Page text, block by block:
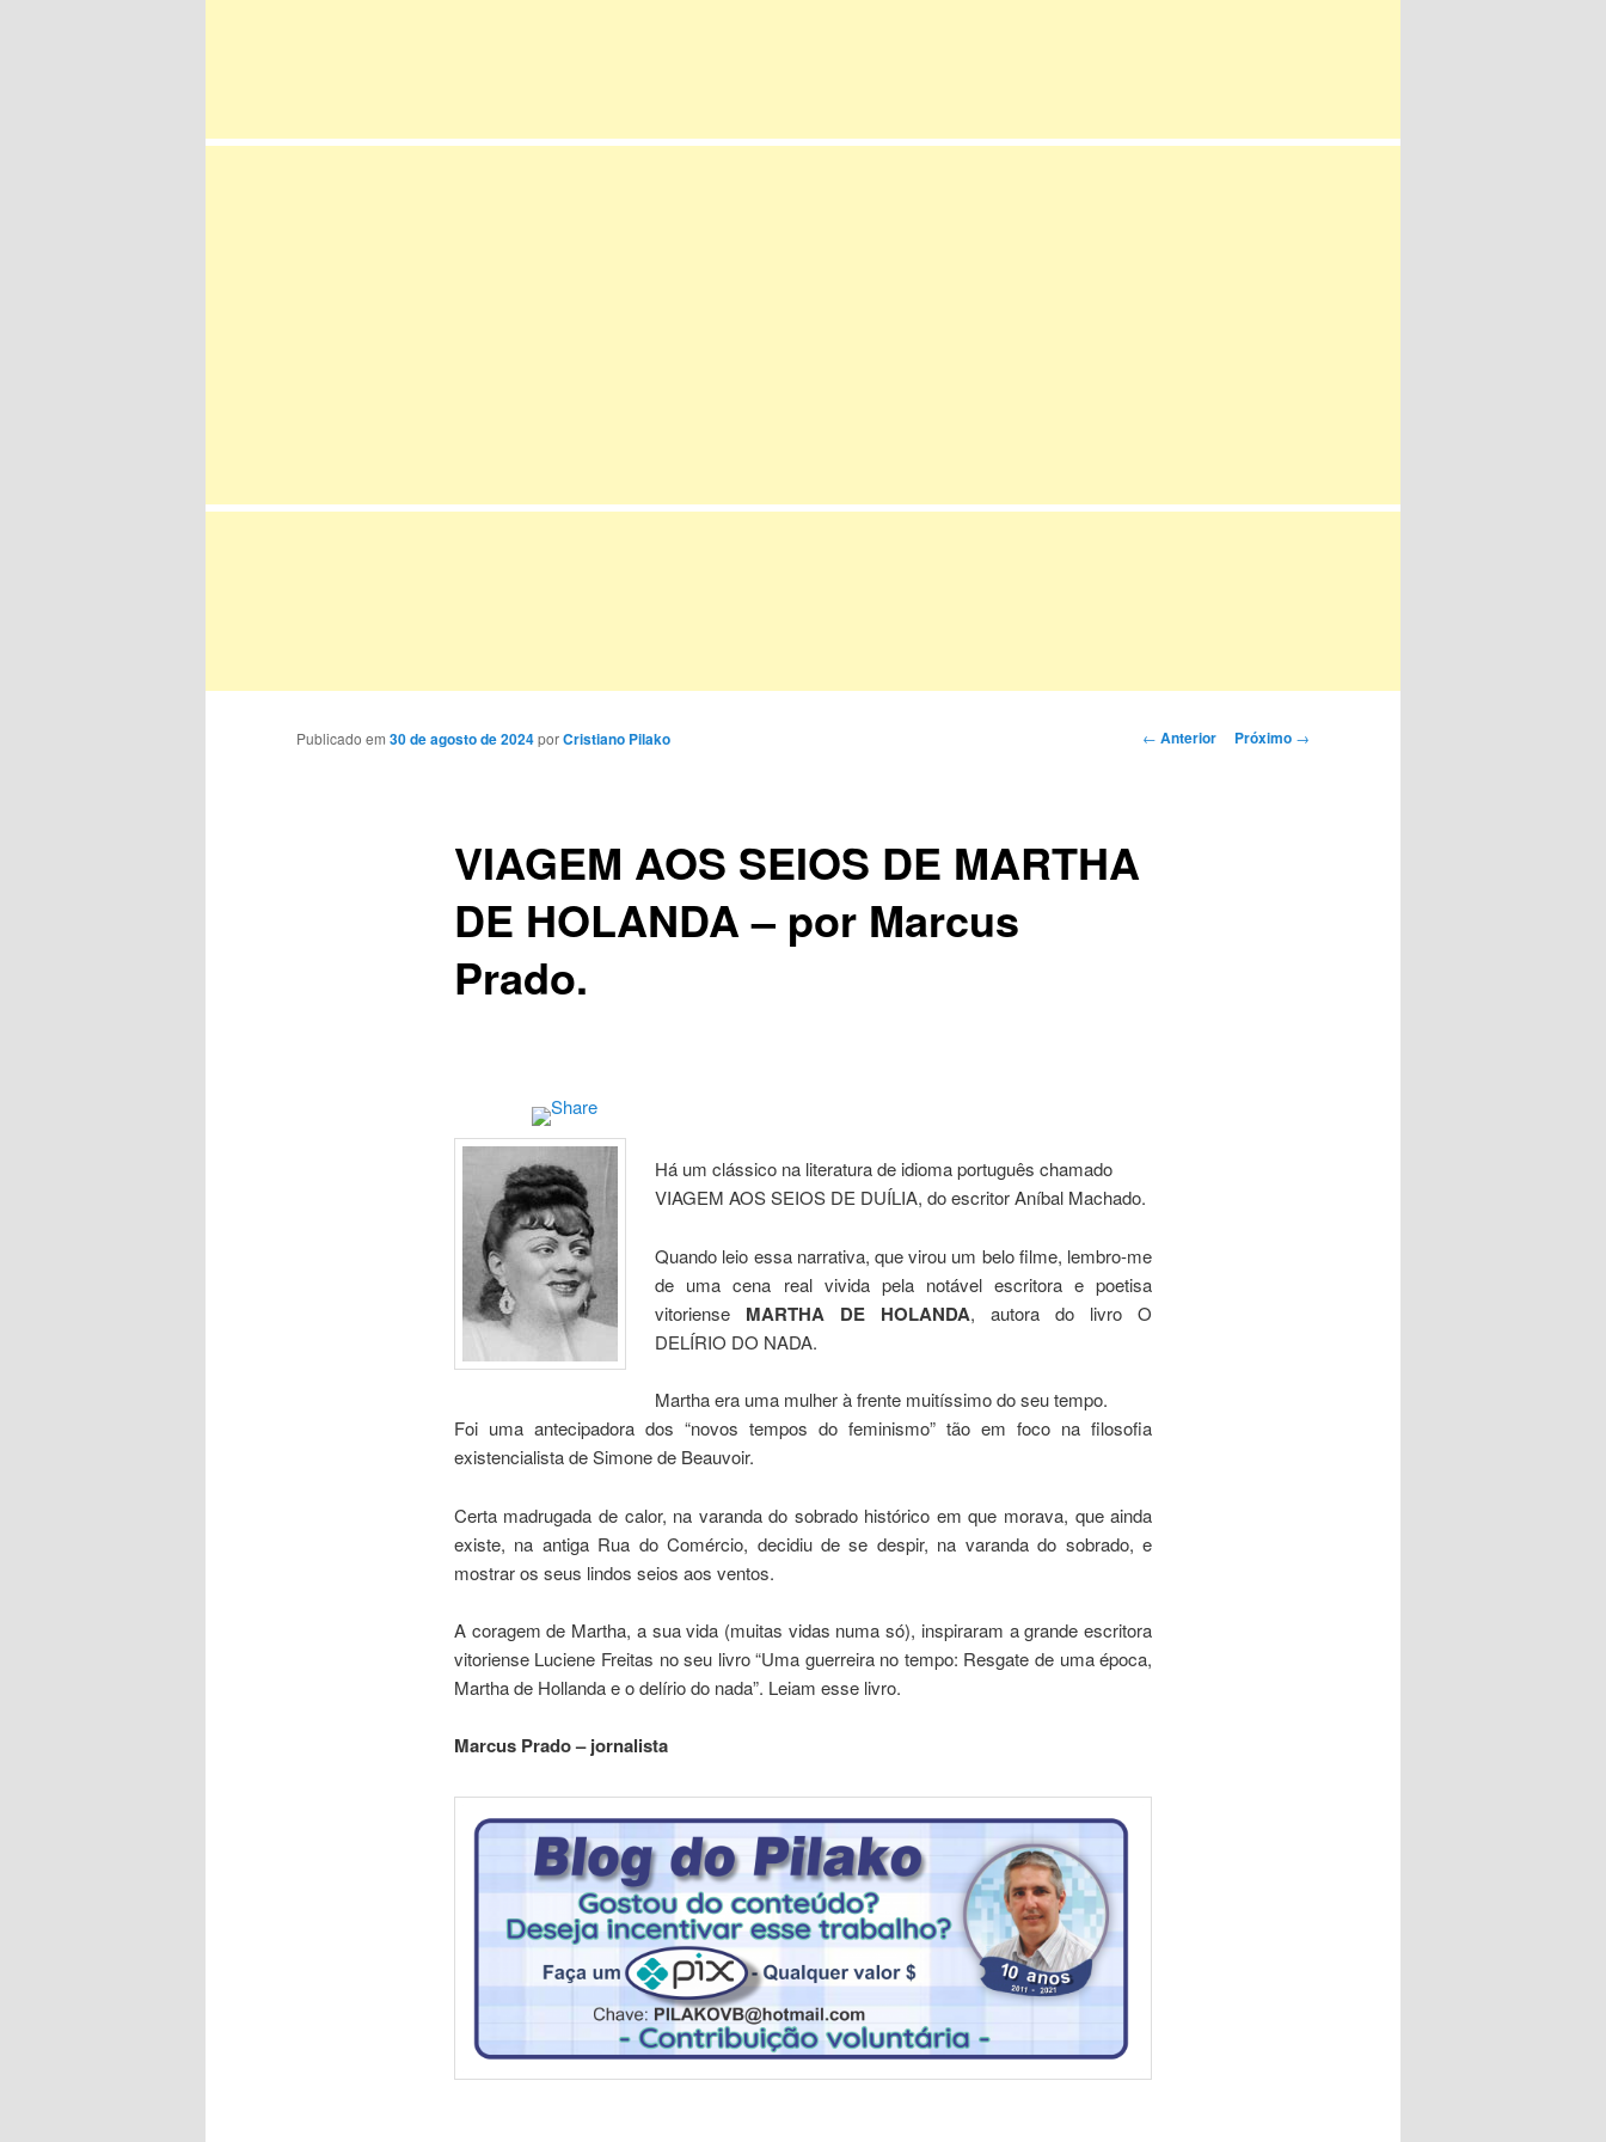
Navegação
← Anterior Próximo →
VIAGEM AOS SEIOS DE MARTHA
DE HOLANDA – por Marcus
Prado.
Publicado em 30 de agosto de 2024porCristiano Pilako
Há um clássico na literatura de idioma português chamado
VIAGEM AOS SEIOS DE DUÍLIA, do escritor Aníbal Machado.
Quando leio essa narrativa, que virou um belo filme, lembro-me
de uma cena real vivida pela notável escritora e poetisa
vitoriense MARTHA DE HOLANDA, autora do livro O
DELÍRIO DO NADA.
Martha era uma mulher à frente muitíssimo do seu tempo.
Foi uma antecipadora dos “novos tempos do feminismo” tão em foco na filosofia
existencialista de Simone de Beauvoir.
Certa madrugada de calor, na varanda do sobrado histórico em que morava, que ainda
existe, na antiga Rua do Comércio, decidiu de se despir, na varanda do sobrado, e
mostrar os seus lindos seios aos ventos.
A coragem de Martha, a sua vida (muitas vidas numa só), inspiraram a grande escritora
vitoriense Luciene Freitas no seu livro “Uma guerreira no tempo: Resgate de uma época,
Martha de Hollanda e o delírio do nada”. Leiam esse livro.
Marcus Prado – jornalista